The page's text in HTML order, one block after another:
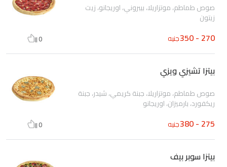
صوص طماطم، موتزاريلا، بيبروني، اوريجانو، زيت
زيتون
270 - 350 جنيه 0
بيتزا تشيزي ويزي
صوص طماطم، موتزاريلا، جبنة كريمي، شيدر، جبنة
ريكفورد، بارميزان، اوريجانو
275 - 380 جنيه 0
بيتزا سوبر بيف